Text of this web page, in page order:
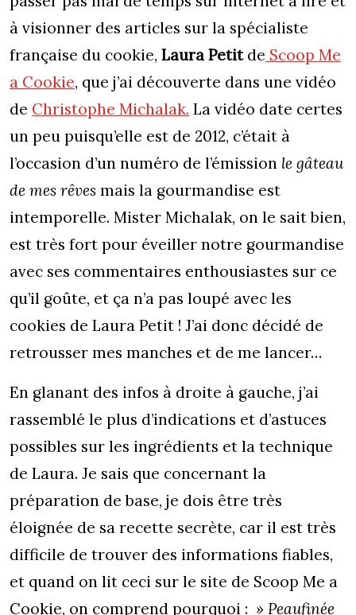
à visionner des articles sur la spécialiste
française du cookie, Laura Petitde Scoop Me
a Cookie, que j’ai découverte dans une vidéo
de Christophe Michalak. La vidéo date certes
un peu puisqu’elle est de 2012, c’était à
l’occasion d’un numéro de l’émission le gâteau
de mes rêves mais la gourmandise est
intemporelle. Mister Michalak, on le sait bien,
est très fort pour éveiller notre gourmandise
avec ses commentaires enthousiastes sur ce
qu’il goûte, et ça n’a pas loupé avec les
cookies de Laura Petit ! J’ai donc décidé de
retrousser mes manches et de me lancer…
En glanant des infos à droite à gauche, j’ai
rassemblé le plus d’indications et d’astuces
possibles sur les ingrédients et la technique
de Laura. Je sais que concernant la
préparation de base, je dois être très
éloignée de sa recette secrète, car il est très
difficile de trouver des informations fiables,
et quand on lit ceci sur le site de Scoop Me a
Cookie, on comprend pourquoi : » Peaufinée